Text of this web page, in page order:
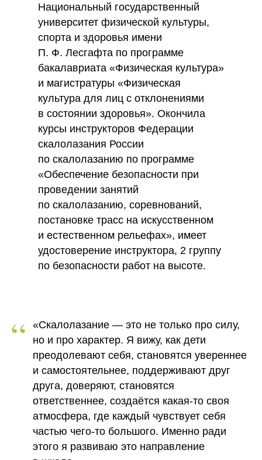
Национальный государственный
университет физической культуры,
спорта и здоровья имени
П. Ф. Лесгафта по программе
бакалавриата «Физическая культура»
и магистратуры «Физическая
культура для лиц с отклонениями
в состоянии здоровья». Окончила
курсы инструкторов Федерации
скалолазания России
по скалолазанию по программе
«Обеспечение безопасности при
проведении занятий
по скалолазанию, соревнований,
постановке трасс на искусственном
и естественном рельефах», имеет
удостоверение инструктора, 2 группу
по безопасности работ на высоте.
“
«Скалолазание — это не только про силу,
но и про характер. Я вижу, как дети
преодолевают себя, становятся увереннее
и самостоятельнее, поддерживают друг
друга, доверяют, становятся
ответственнее, создаётся какая-то своя
атмосфера, где каждый чувствует себя
частью чего-то большого. Именно ради
этого я развиваю это направление